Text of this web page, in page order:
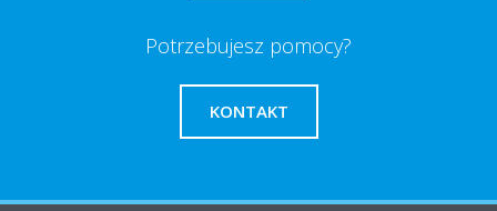
Potrzebujesz pomocy?
KONTAKT